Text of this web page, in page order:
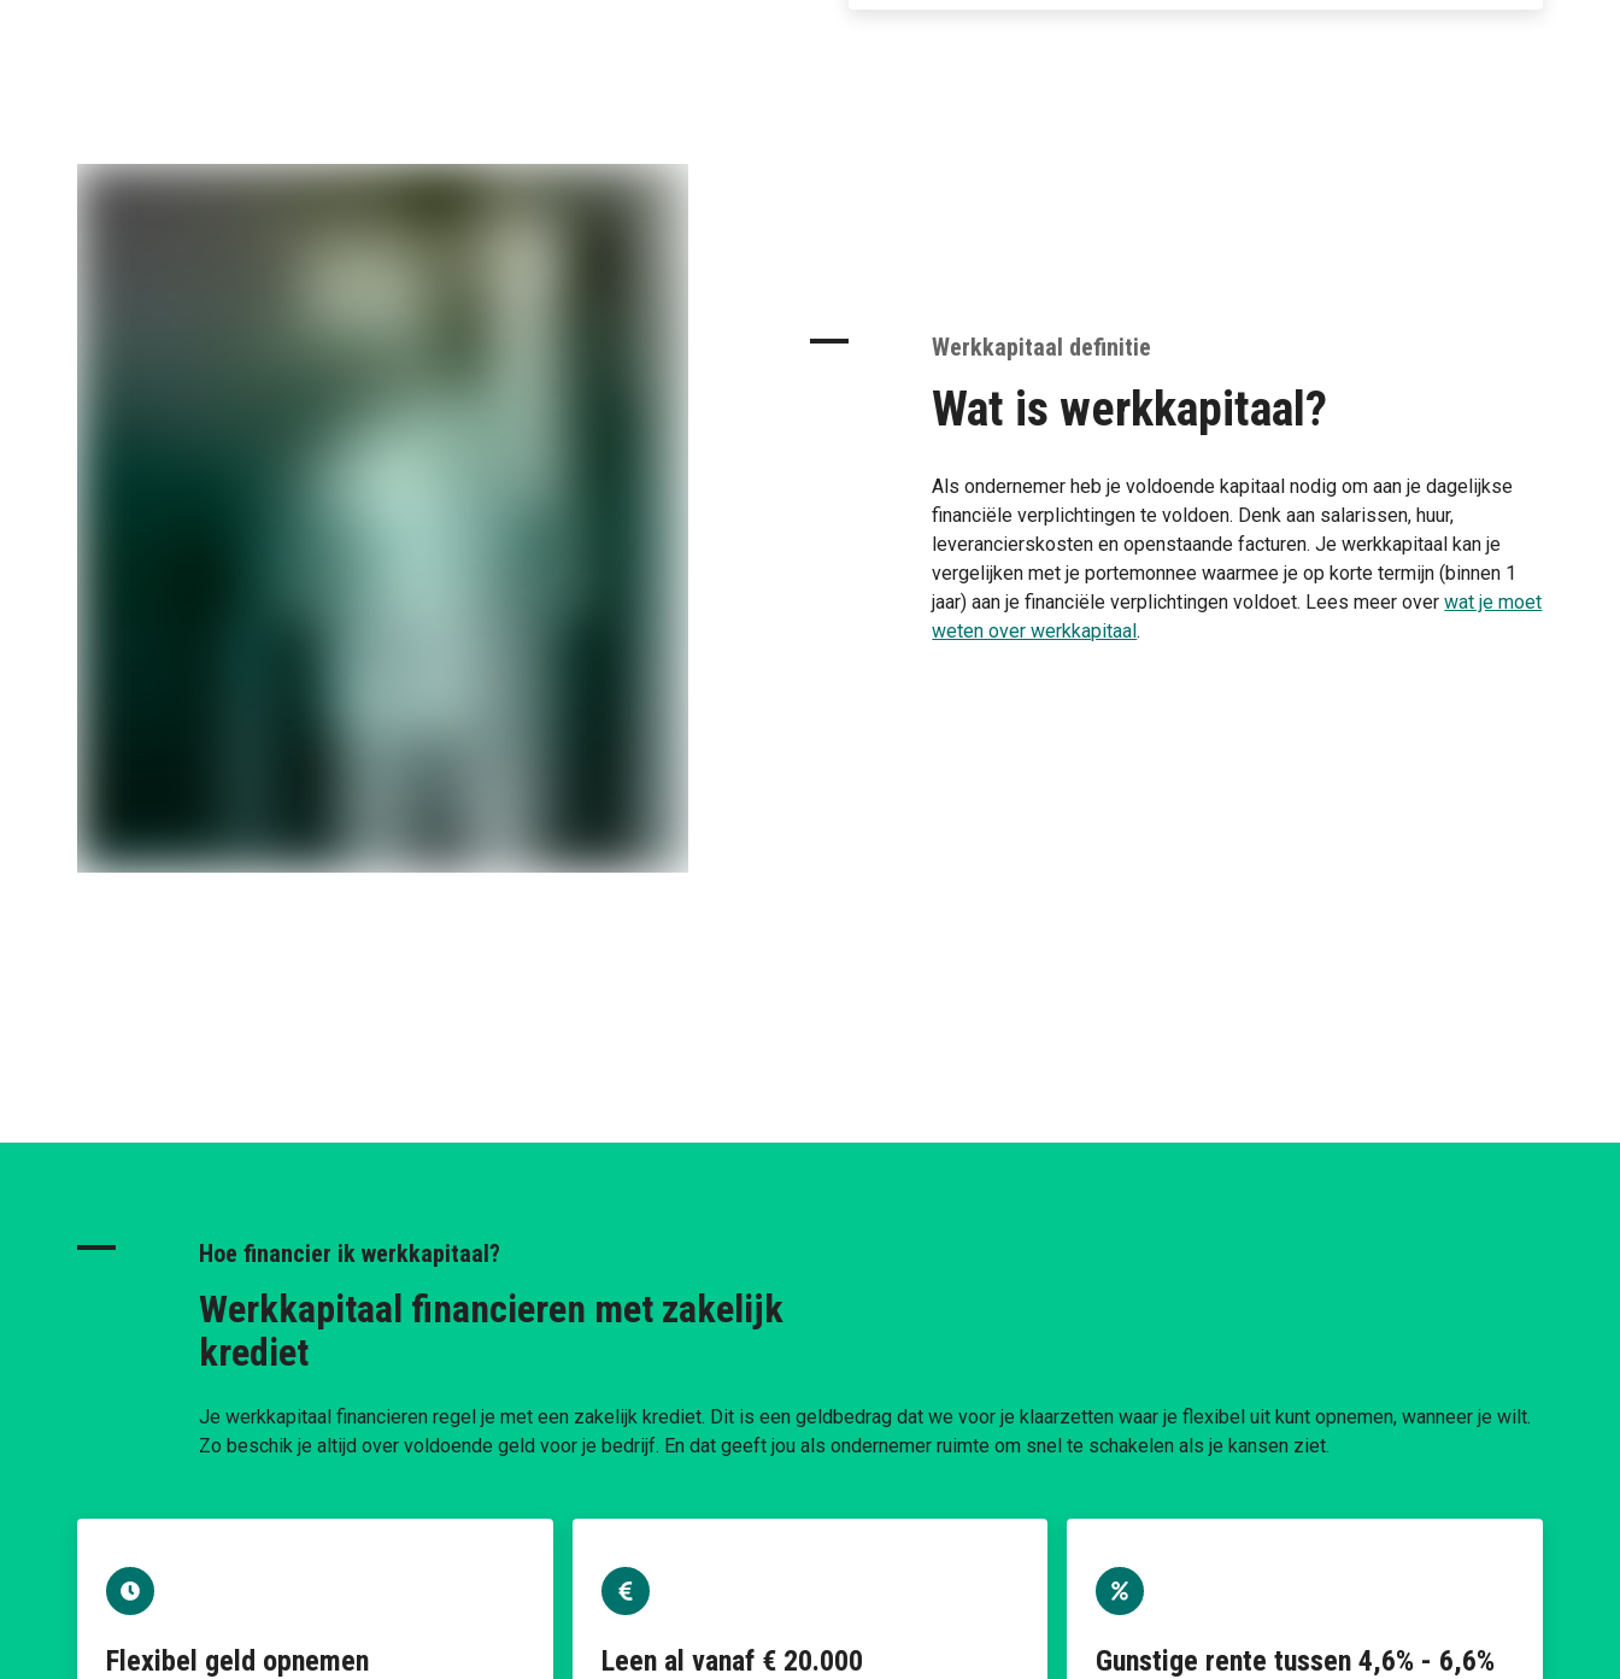
Werkkapitaal definitie
Wat is werkkapitaal?
Als ondernemer heb je voldoende kapitaal nodig om aan je dagelijkse
financiële verplichtingen te voldoen. Denk aan salarissen, huur,
leverancierskosten en openstaande facturen. Je werkkapitaal kan je
vergelijken met je portemonnee waarmee je op korte termijn (binnen 1
jaar) aan je financiële verplichtingen voldoet. Lees meer overwat je moet
weten over werkkapitaal.
Hoe financier ik werkkapitaal?
Werkkapitaal financieren met zakelijk
krediet
Je werkkapitaal financieren regel je met een zakelijk krediet. Dit is een geldbedrag dat we voor je klaarzetten waar je flexibel uit kunt opnemen, wanneer je wilt.
Zo beschik je altijd over voldoende geld voor je bedrijf. En dat geeft jou als ondernemer ruimte om snel te schakelen als je kansen ziet.
Flexibel geld opnemen Leen al vanaf € 20.000 Gunstige rente tussen 4,6% - 6,6%